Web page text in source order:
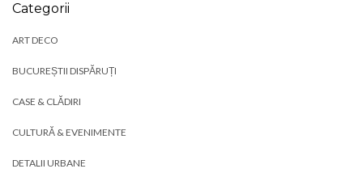
Categorii
ART DECO
BUCUREȘTII DISPĂRUȚI
CASE & CLĂDIRI
CULTURĂ & EVENIMENTE
DETALII URBANE